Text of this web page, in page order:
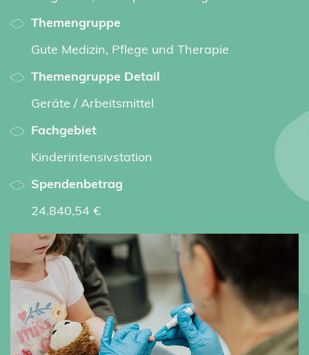
Themengruppe
Gute Medizin, Pflege und Therapie
Themengruppe Detail
Geräte / Arbeitsmittel
Fachgebiet
Kinderintensivstation
Spendenbetrag
24.840,54 €